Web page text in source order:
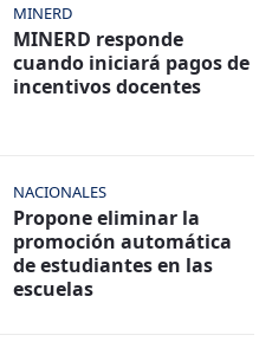
MINERD
MINERD responde
cuando iniciará pagos de
incentivos docentes
NACIONALES
Propone eliminar la
promoción automática
de estudiantes en las
escuelas